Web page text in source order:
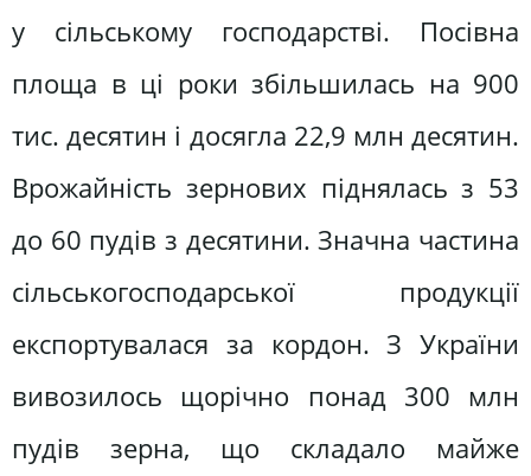
у сільському господарстві. Посівна
площа в ці роки збільшилась на 900
тис. десятин і досягла 22,9 млн десятин.
Врожайність зернових піднялась з 53
до 60 пудів з десятини. Значна частина
сільськогосподарської продукції
експортувалася за кордон. З України
вивозилось щорічно понад 300 млн
пудів зерна, що складало майже